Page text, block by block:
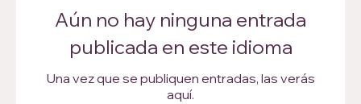
Aún no hay ninguna entrada
publicada en este idioma
Una vez que se publiquen entradas, las verás
aquí.